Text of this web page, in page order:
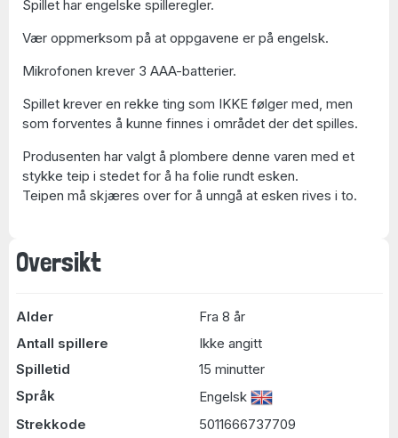
Oversikt
Alder
Fra 8 år
Antall spillere
Ikke angitt
Spilletid
15 minutter
Språk
Engelsk
Strekkode
5011666737709
Spillet har engelske spilleregler.
Vær oppmerksom på at oppgavene er på engelsk.
Mikrofonen krever 3 AAA-batterier.
Spillet krever en rekke ting som IKKE følger med, men
som forventes å kunne finnes i området der det spilles.
Produsenten har valgt å plombere denne varen med et
stykke teip i stedet for å ha folie rundt esken.
Teipen må skjæres over for å unngå at esken rives i to.